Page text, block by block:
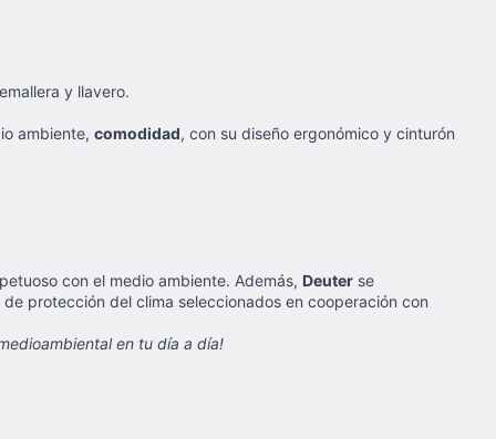
y llavero.
ambiente, comodidad, con su diseño ergonómico y cinturón
con el medio ambiente. Además, Deuter se
protección del clima seleccionados en cooperación con
en tu día a día!